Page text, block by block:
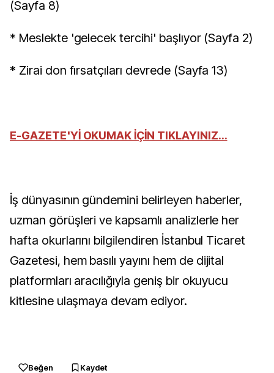
(Sayfa 8)
* Meslekte 'gelecek tercihi' başlıyor (Sayfa 2)
* Zirai don fırsatçıları devrede (Sayfa 13)
E-GAZETE'Yİ OKUMAK İÇİN TIKLAYINIZ...
İş dünyasının gündemini belirleyen haberler,
uzman görüşleri ve kapsamlı analizlerle her
hafta okurlarını bilgilendiren İstanbul Ticaret
Gazetesi, hem basılı yayını hem de dijital
platformları aracılığıyla geniş bir okuyucu
kitlesine ulaşmaya devam ediyor.
Beğen Kaydet